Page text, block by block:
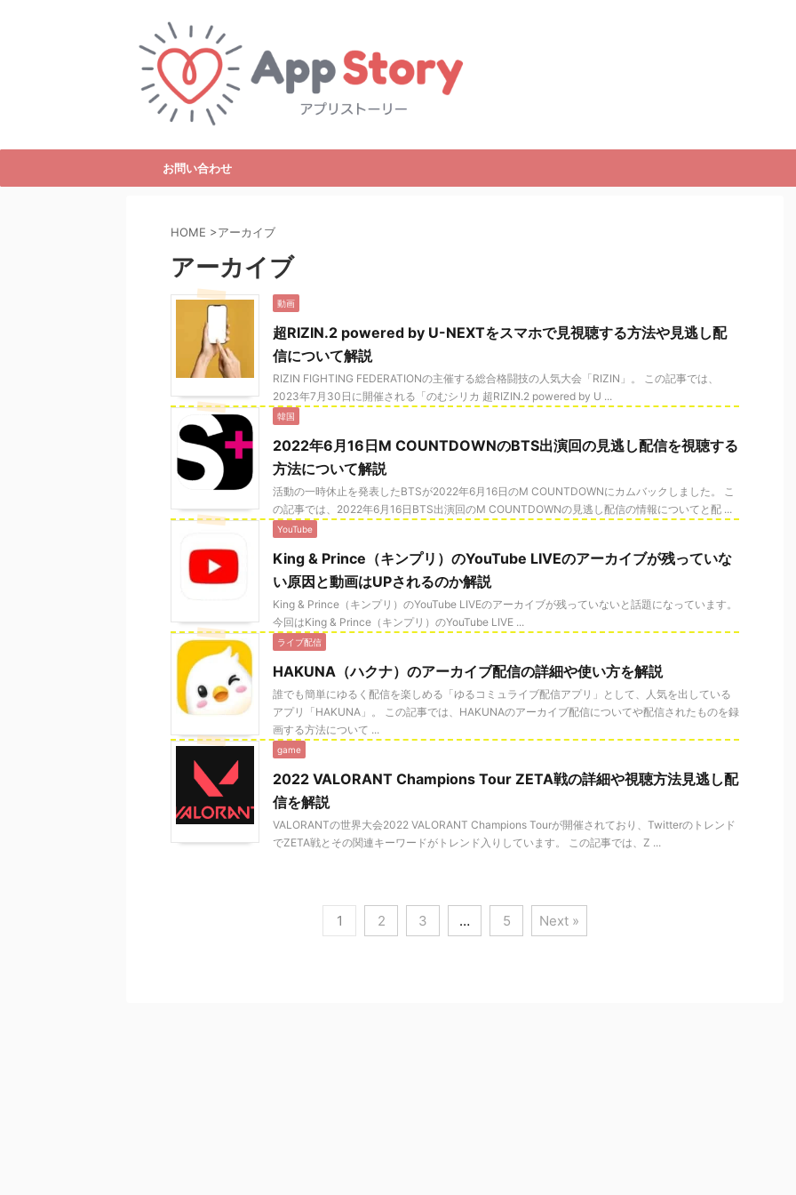
お問い合わせ
HOME >アーカイブ
アーカイブ
動画
超RIZIN.2 powered by U-NEXTをスマホで見視聴する方法や見逃し配
信について解説
RIZIN FIGHTING FEDERATIONの主催する総合格闘技の人気大会「RIZIN」。 この記事では、
2023年7月30日に開催される「のむシリカ 超RIZIN.2 powered by U ...
韓国
2022年6月16日M COUNTDOWNのBTS出演回の見逃し配信を視聴する
方法について解説
活動の一時休止を発表したBTSが2022年6月16日のM COUNTDOWNにカムバックしました。 こ
の記事では、2022年6月16日BTS出演回のM COUNTDOWNの見逃し配信の情報についてと配 ...
YouTube
King & Prince（キンプリ）のYouTube LIVEのアーカイブが残っていな
い原因と動画はUPされるのか解説
King & Prince（キンプリ）のYouTube LIVEのアーカイブが残っていないと話題になっています。
今回はKing & Prince（キンプリ）のYouTube LIVE ...
ライブ配信
HAKUNA（ハクナ）のアーカイブ配信の詳細や使い方を解説
誰でも簡単にゆるく配信を楽しめる「ゆるコミュライブ配信アプリ」として、人気を出している
アプリ「HAKUNA」。 この記事では、HAKUNAのアーカイブ配信についてや配信されたものを録
画する方法について ...
game
2022 VALORANT Champions Tour ZETA戦の詳細や視聴方法見逃し配
信を解説
VALORANTの世界大会2022 VALORANT Champions Tourが開催されており、Twitterのトレンド
でZETA戦とその関連キーワードがトレンド入りしています。 この記事では、Z ...
1 2 3 … 5 Next »